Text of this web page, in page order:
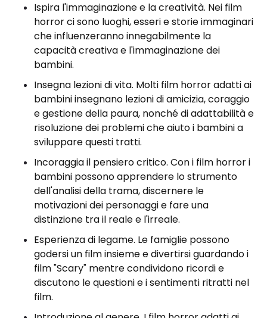
Ispira l'immaginazione e la creatività. Nei film
horror ci sono luoghi, esseri e storie immaginari
che influenzeranno innegabilmente la
capacità creativa e l'immaginazione dei
bambini.
Insegna lezioni di vita. Molti film horror adatti ai
bambini insegnano lezioni di amicizia, coraggio
e gestione della paura, nonché di adattabilità e
risoluzione dei problemi che aiuto i bambini a
sviluppare questi tratti.
Incoraggia il pensiero critico. Con i film horror i
bambini possono apprendere lo strumento
dell'analisi della trama, discernere le
motivazioni dei personaggi e fare una
distinzione tra il reale e l'irreale.
Esperienza di legame. Le famiglie possono
godersi un film insieme e divertirsi guardando i
film "Scary" mentre condividono ricordi e
discutono le questioni e i sentimenti ritratti nel
film.